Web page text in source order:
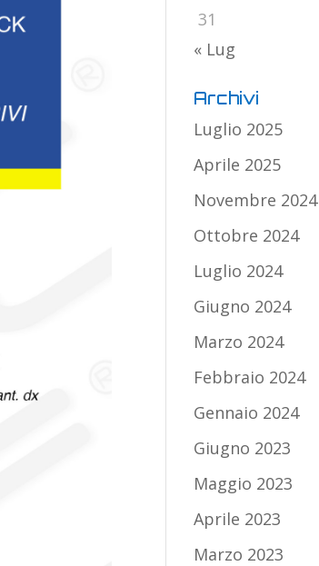
31
« Lug
Archivi
Luglio 2025
Aprile 2025
Novembre 2024
Ottobre 2024
Luglio 2024
Giugno 2024
Marzo 2024
Febbraio 2024
Gennaio 2024
Giugno 2023
Maggio 2023
Aprile 2023
Marzo 2023